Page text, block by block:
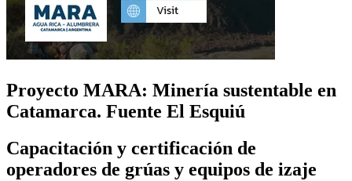
Proyecto MARA: Minería sustentable en
Catamarca. Fuente El Esquiú
Capacitación y certificación de
operadores de grúas y equipos de izaje